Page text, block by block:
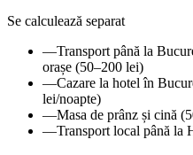
Se calculează separat
—Transport până la
orașe (50–200 lei)
—Cazare la hotel în
lei/noapte)
—Masa de prânz și cină
—Transport local până la